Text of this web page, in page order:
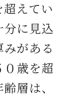
えてい
に見込
がある
歳を超
層は、